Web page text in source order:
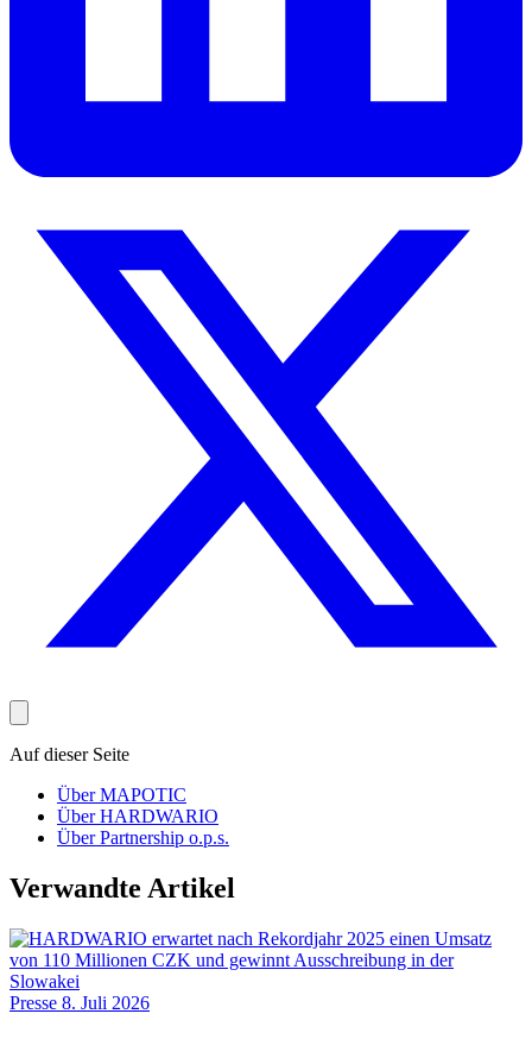
Auf dieser Seite
Über MAPOTIC
Über HARDWARIO
Über Partnership o.p.s.
Verwandte Artikel
Presse 8. Juli 2026